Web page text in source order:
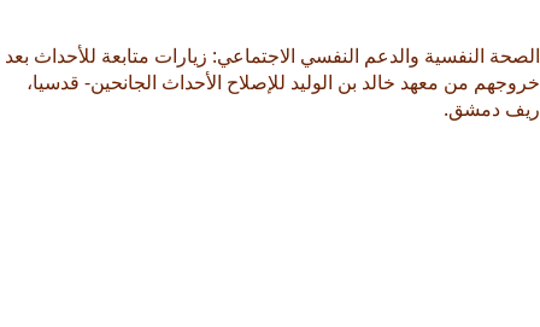
الصحة النفسية والدعم النفسي الاجتماعي: زيارات متابعة للأحداث بعد
خروجهم من معهد خالد بن الوليد للإصلاح الأحداث الجانحين- قدسيا،
ريف دمشق.